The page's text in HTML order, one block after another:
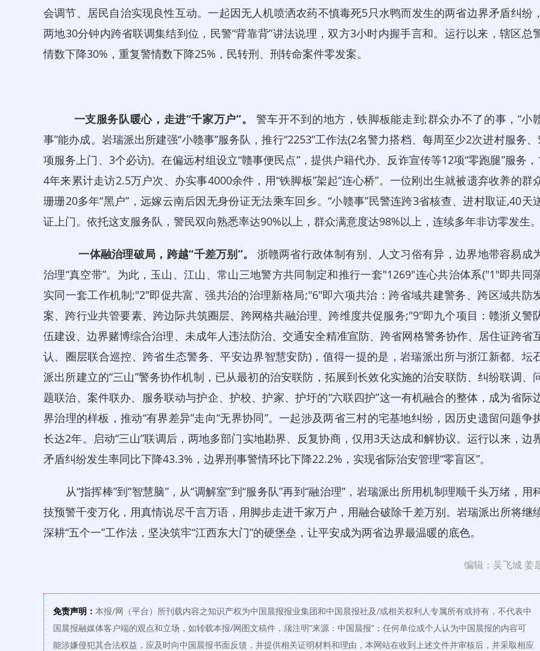
会调节、居民自治实现良性互动。一起因无人机喷洒农药不慎毒死5只水鸭而发生的两省边界矛盾纠纷，
两地30分钟内跨省联调集结到位，民警“背靠背”讲法说理，双方3小时内握手言和。运行以来，辖区总
情数下降30%，重复警情数下降25%，民转刑、刑转命案件零发案。
一支服务队暖心， 走进“千家万户”。
警车开不到的地方，铁脚板能走到;群众办不了的事，“小
事”能办成。岩瑞派出所建强“小赣事”服务队，推行“2253”工作法(2名警力搭档、每周至少2次进村服务
项服务上门、3个必访)。在偏远村组设立“赣事便民点”，提供户籍代办、反诈宣传等12项“零跑腿”服务，
4年来累计走访2.5万户次、办实事4000余件，用“铁脚板”架起“连心桥”。一位刚出生就被遗弃收养的群
珊珊20多年“黑户”，远嫁云南后因无身份证无法乘车回乡。“小赣事”民警连跨3省核查、进村取证,40天
证上门。依托这支服务队，警民双向熟悉率达90%以上，群众满意度达98%以上，连续多年非访零发生。
一体融治理破局 ， 跨越“千差万别”。
浙赣两省行政体制有别、人文习俗有异，边界地带容易成
治理“真空带”。为此，玉山、江山、常山三地警方共同制定和推行一套"1269"连心共治体系("1"即共同
实同一套工作机制;"2"即促共富、强共治的治理新格局;"6"即六项共治：跨省域共建警务、跨区域共防
案、跨行业共管要素、跨边际共筑圈层、跨网格共融治理、跨维度共促服务;"9"即九个项目：赣浙义警
伍建设、边界赌博综合治理、未成年人违法防治、交通安全精准宣防、跨省网格警务协作、居住证跨省
认、圈层联合巡控、跨省生态警务、平安边界智慧安防)，值得一提的是，岩瑞派出所与浙江新都、坛
派出所建立的“三山”警务协作机制，已从最初的治安联防，拓展到长效化实施的治安联防、纠纷联调、
题联治、案件联办、服务联动与护企、护校、护家、护圩的“六联四护”这一有机融合的整体，成为省际
界治理的样板，推动“有界差异”走向“无界协同”。一起涉及两省三村的宅基地纠纷，因历史遗留问题争
长达2年。启动“三山”联调后，两地多部门实地勘界、反复协商，仅用3天达成和解协议。运行以来，边
矛盾纠纷发生率同比下降43.3%，边界刑事警情环比下降22.2%，实现省际治安管理“零盲区”。
从“指挥棒”到“智慧脑”，从“调解室”到“服务队”再到“融治理”，岩瑞派出所用机制理顺千头万绪，用
技预警千变万化，用真情说尽千言万语，用脚步走进千家万户，用融合破除千差万别。岩瑞派出所将继
深耕“五个一”工作法，坚决筑牢“江西东大门”的硬堡垒，让平安成为两省边界最温暖的底色。
编辑：吴飞城 姜
免责声明： 本报/网（平台）所刊载内容之知识产权为中国晨报报业集团和中国晨报社及/或相关权利人专属所有或持有，不代表中
国晨报融媒体客户端的观点和立场，如转载本报/网图文稿件，须注明“来源：中国晨报”；任何单位或个人认为中国晨报的内容可
能涉嫌侵犯其合法权益，应及时向中国晨报书面反馈，并提供相关证明材料和理由，本网站在收到上述文件并审核后，并采取相应